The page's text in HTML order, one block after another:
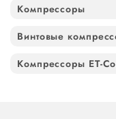
Компрессоры
Винтовые
Компрессоры ET-